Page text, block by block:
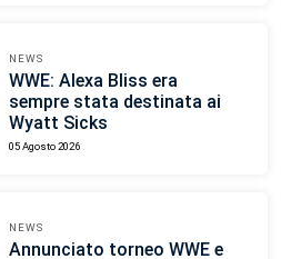
NEWS
WWE: Alexa Bliss era
sempre stata destinata ai
Wyatt Sicks
05 Agosto 2026
NEWS
Annunciato torneo WWE e